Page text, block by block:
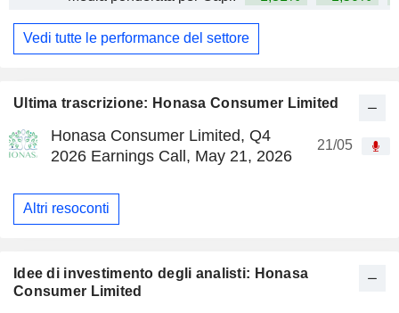
Ultima trascrizione: Honasa Consumer Limited
Honasa Consumer Limited, Q4
2026 Earnings Call, May 21, 2026
21/05
Altri resoconti
Idee di investimento degli analisti: Honasa
Consumer Limited
Vedi tutte le performance del settore